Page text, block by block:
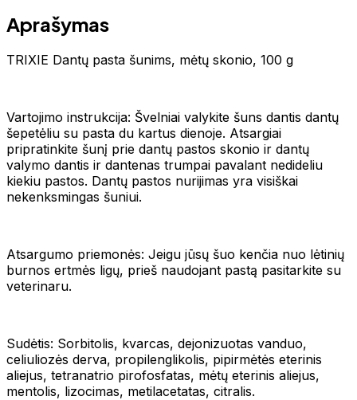
Aprašymas
TRIXIE Dantų pasta šunims, mėtų skonio, 100 g
Vartojimo instrukcija: Švelniai valykite šuns dantis dantų
šepetėliu su pasta du kartus dienoje. Atsargiai
pripratinkite šunį prie dantų pastos skonio ir dantų
valymo dantis ir dantenas trumpai pavalant nedideliu
kiekiu pastos. Dantų pastos nurijimas yra visiškai
nekenksmingas šuniui.
Atsargumo priemonės: Jeigu jūsų šuo kenčia nuo lėtinių
burnos ertmės ligų, prieš naudojant pastą pasitarkite su
veterinaru.
Sudėtis: Sorbitolis, kvarcas, dejonizuotas vanduo,
celiuliozės derva, propilenglikolis, pipirmėtės eterinis
aliejus, tetranatrio pirofosfatas, mėtų eterinis aliejus,
mentolis, lizocimas, metilacetatas, citralis.